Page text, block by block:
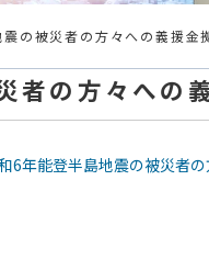
の被災者の方々への義援金
者の方々への
6年能登半島地震の被災者